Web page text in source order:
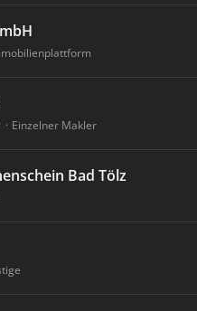
Einzelner Makler
Bad Tölz